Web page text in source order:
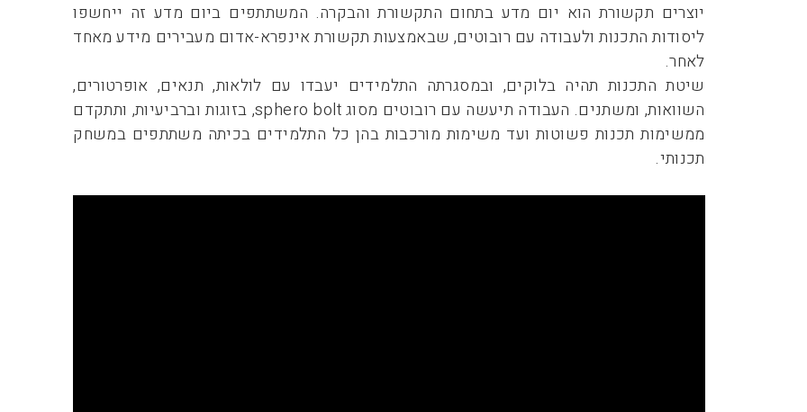
יוצרים תקשורת הוא יום מדע בתחום התקשורת והבקרה. המשתתפים ביום מדע זה ייחשפו
ליסודות התכנות ולעבודה עם רובוטים, שבאמצעות תקשורת אינפרא-אדום מעבירים מידע מאחד
לאחר.
שיטת התכנות תהיה בלוקים, ובמסגרתה התלמידים יעבדו עם לולאות, תנאים, אופרטורים,
השוואות, ומשתנים. העבודה תיעשה עם רובוטים מסוג sphero bolt, בזוגות וברביעיות, ותתקדם
ממשימות תכנות פשוטות ועד משימות מורכבות בהן כל התלמידים בכיתה משתתפים במשחק
תכנותי.